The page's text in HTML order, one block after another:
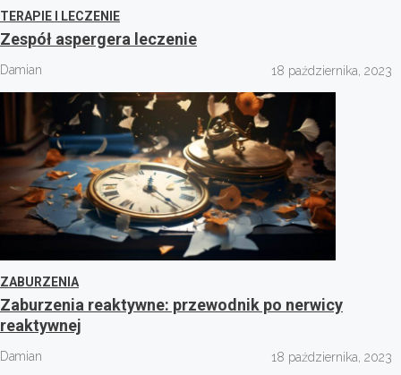
TERAPIE I LECZENIE
Zespół aspergera leczenie
Damian 18 października, 2023
ZABURZENIA
Zaburzenia reaktywne: przewodnik po nerwicy
reaktywnej
Damian 18 października, 2023